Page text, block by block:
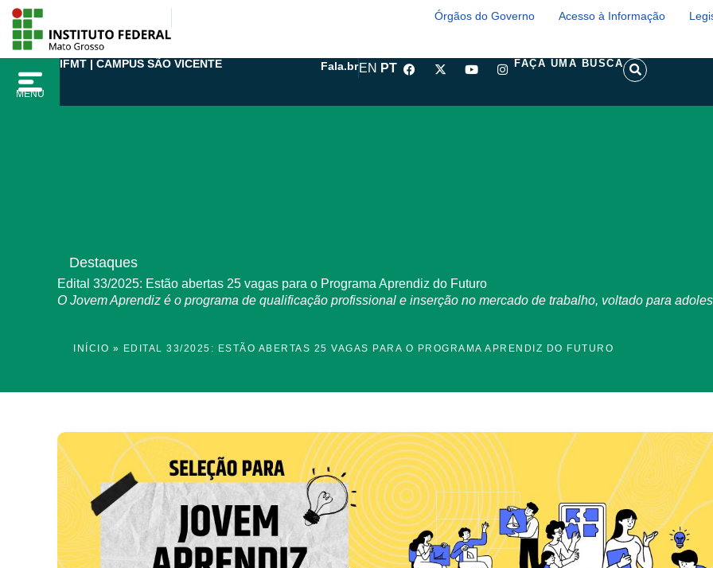
para
conteúdo
Órgãos do Governo Acesso à Informação
MENU
IFMT | CAMPUS SÃO VICENTE Fala.brEN PT
F
a
X
-
Y
o
I
n
FAÇA UMA BUSCA
S
e
Destaques
Edital 33/2025: Estão abertas 25 vagas para o Programa Aprendiz do Futuro
O Jovem Aprendiz é o programa de qualificação profissional e inserção no mercado de trabalho, voltado para
INÍCIO » EDITAL 33/2025: ESTÃO ABERTAS 25 VAGAS PARA O PROGRAMA APRENDIZ DO FUTURO